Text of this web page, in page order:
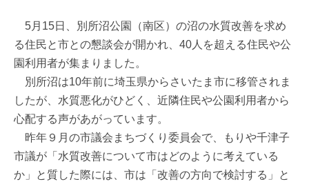
5月15日、別所沼公園（南区）の沼の水質改善を求め
る住民と市との懇談会が開かれ、40人を超える住民や公
園利用者が集まりました。
別所沼は10年前に埼玉県からさいたま市に移管されま
したが、水質悪化がひどく、近隣住民や公園利用者から
心配する声があがっています。
昨年９月の市議会まちづくり委員会で、もりや千津子
市議が「水質改善について市はどのように考えている
か」と質した際には、市は「改善の方向で検討する」と